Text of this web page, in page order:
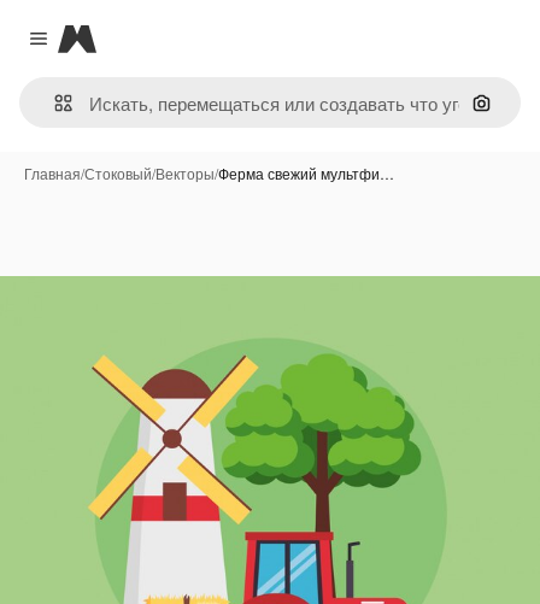
Close menu
Magnific
Поиск
Главная/Стоковый/Векторы/Ферма свежий мультфи…